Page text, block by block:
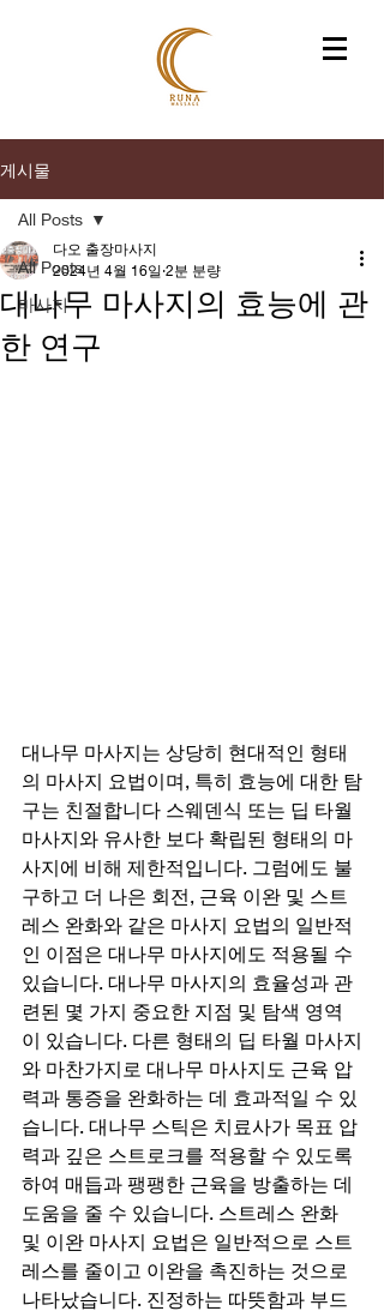
게시물
All Posts
마사지
All Posts
대나무 마사지의 효능에 관
한 연구
다오 출장마사지
2024년 4월 16일 2분 분량
대나무 마사지는 상당히 현대적인 형태
의 마사지 요법이며, 특히 효능에 대한 탐
구는 친절합니다 스웨덴식 또는 딥 타월
마사지와 유사한 보다 확립된 형태의 마
사지에 비해 제한적입니다. 그럼에도 불
구하고 더 나은 회전, 근육 이완 및 스트
레스 완화와 같은 마사지 요법의 일반적
인 이점은 대나무 마사지에도 적용될 수
있습니다. 대나무 마사지의 효율성과 관
련된 몇 가지 중요한 지점 및 탐색 영역
이 있습니다. 다른 형태의 딥 타월 마사지
와 마찬가지로 대나무 마사지도 근육 압
력과 통증을 완화하는 데 효과적일 수 있
습니다. 대나무 스틱은 치료사가 목표 압
력과 깊은 스트로크를 적용할 수 있도록
하여 매듭과 팽팽한 근육을 방출하는 데
도움을 줄 수 있습니다. 스트레스 완화
및 이완 마사지 요법은 일반적으로 스트
레스를 줄이고 이완을 촉진하는 것으로
나타났습니다. 진정하는 따뜻함과 부드